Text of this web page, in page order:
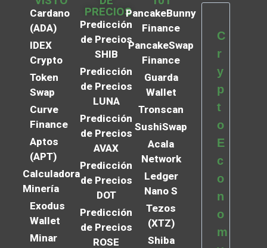
Cardano
(ADA)
IDEX
Crypto
Token
Swap
Curve
Finance
Aptos
(APT)
Calculadora
Minería
Exodus
Wallet
Minar
PRECIOS
Predicción
de Precios
SHIB
Predicción
de Precios
LUNA
Predicción
de Precios
AVAX
Predicción
de Precios
DOT
Predicción
de Precios
ROSE
PancakeBunny
Finance
PancakeSwap
Finance
Guarda
Wallet
Tronscan
SushiSwap
Acala
Network
Ledger
Nano S
Tezos
(XTZ)
Shiba
C
r
y
p
t
o
E
c
o
n
o
m